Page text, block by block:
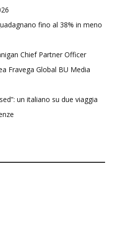
fino al 38% in meno
Chief Partner Officer
Fravega Global BU Media
un italiano su due viaggia